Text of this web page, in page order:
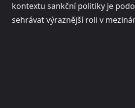
kontextu sankční politiky je
sehrávat výraznější roli v